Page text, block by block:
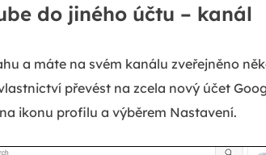
do jiného účtu – kanál
a máte na svém kanálu zveřejněno
převést na zcela nový účet
ikonu profilu a výběrem Nastavení.